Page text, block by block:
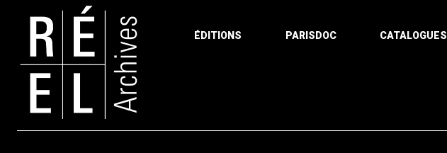
ÉDITIONS PARISDOC CATALOGUES